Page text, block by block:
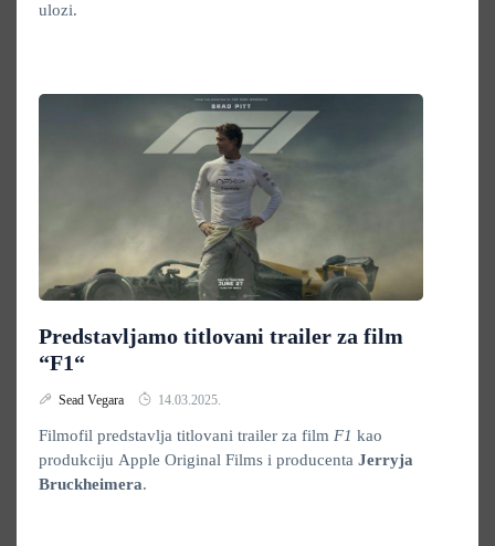
ulozi.
Predstavljamo titlovani trailer za film
“F1“
Sead Vegara 14.03.2025.
Filmofil predstavlja titlovani trailer za film F1 kao
produkciju Apple Original Films i producenta Jerryja
Bruckheimera.